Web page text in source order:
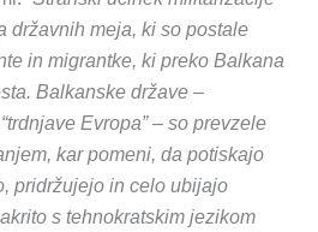
državnih meja, ki so postale
in migrantke, ki preko Balkana
Balkanske države –
Evropa” – so prevzele
kar pomeni, da potiskajo
pridržujejo in celo ubijajo
s tehnokratskim jezikom